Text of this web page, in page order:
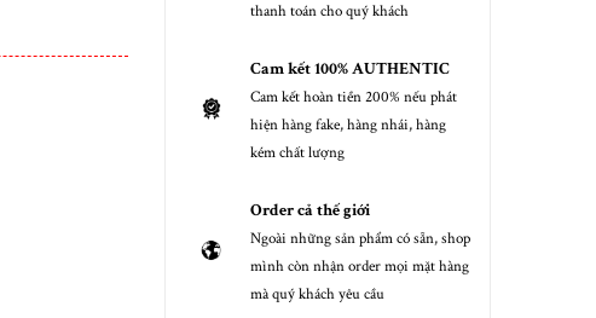
thanh toán cho quý khách
Cam kết 100% AUTHENTIC
Cam kết hoàn tiền 200% nếu phát
hiện hàng fake, hàng nhái, hàng
kém chất lượng
Order cả thế giới
Ngoài những sản phẩm có sẵn, shop
mình còn nhận order mọi mặt hàng
mà quý khách yêu cầu